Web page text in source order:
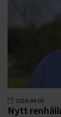
2024-04-03
Nytt